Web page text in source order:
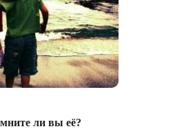
ли вы её?